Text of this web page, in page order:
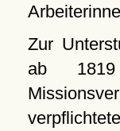
Zur
ab